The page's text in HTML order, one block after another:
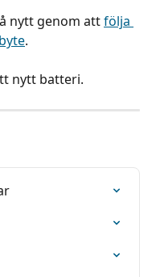
nytt genom att följa
.
nytt batteri.